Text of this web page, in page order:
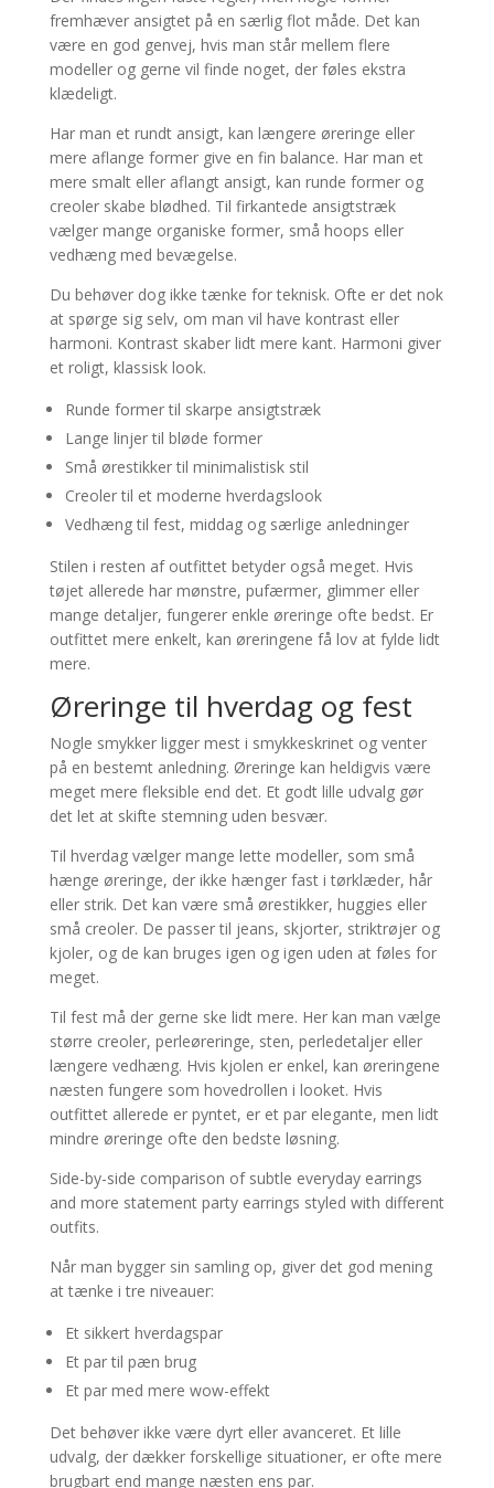
fremhæver ansigtet på en særlig flot måde. Det kan
være en god genvej, hvis man står mellem flere
modeller og gerne vil finde noget, der føles ekstra
klædeligt.
Har man et rundt ansigt, kan længere øreringe eller
mere aflange former give en fin balance. Har man et
mere smalt eller aflangt ansigt, kan runde former og
creoler skabe blødhed. Til firkantede ansigtstræk
vælger mange organiske former, små hoops eller
vedhæng med bevægelse.
Du behøver dog ikke tænke for teknisk. Ofte er det nok
at spørge sig selv, om man vil have kontrast eller
harmoni. Kontrast skaber lidt mere kant. Harmoni giver
et roligt, klassisk look.
Runde former til skarpe ansigtstræk
Lange linjer til bløde former
Små ørestikker til minimalistisk stil
Creoler til et moderne hverdagslook
Vedhæng til fest, middag og særlige anledninger
Stilen i resten af outfittet betyder også meget. Hvis
tøjet allerede har mønstre, pufærmer, glimmer eller
mange detaljer, fungerer enkle øreringe ofte bedst. Er
outfittet mere enkelt, kan øreringene få lov at fylde lidt
mere.
Øreringe til hverdag og fest
Nogle smykker ligger mest i smykkeskrinet og venter
på en bestemt anledning. Øreringe kan heldigvis være
meget mere fleksible end det. Et godt lille udvalg gør
det let at skifte stemning uden besvær.
Til hverdag vælger mange lette modeller, som små
hænge øreringe, der ikke hænger fast i tørklæder, hår
eller strik. Det kan være små ørestikker, huggies eller
små creoler. De passer til jeans, skjorter, striktrøjer og
kjoler, og de kan bruges igen og igen uden at føles for
meget.
Til fest må der gerne ske lidt mere. Her kan man vælge
større creoler, perleøreringe, sten, perledetaljer eller
længere vedhæng. Hvis kjolen er enkel, kan øreringene
næsten fungere som hovedrollen i looket. Hvis
outfittet allerede er pyntet, er et par elegante, men lidt
mindre øreringe ofte den bedste løsning.
Side-by-side comparison of subtle everyday earrings
and more statement party earrings styled with different
outfits.
Når man bygger sin samling op, giver det god mening
at tænke i tre niveauer:
Et sikkert hverdagspar
Et par til pæn brug
Et par med mere wow-effekt
Det behøver ikke være dyrt eller avanceret. Et lille
udvalg, der dækker forskellige situationer, er ofte mere
brugbart end mange næsten ens par.